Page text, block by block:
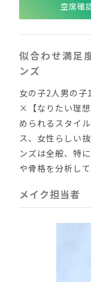
空席確
似合わせ満足
ンズ
女の子2人男の子
×【なりたい理
められるスタイ
ス、女性らしい
ンズは全般、特
や骨格を分析し
メイク担当者